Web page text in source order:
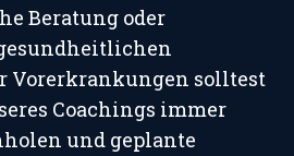
Beratung oder
Vorerkrankungen solltest
Coachings immer
und geplante